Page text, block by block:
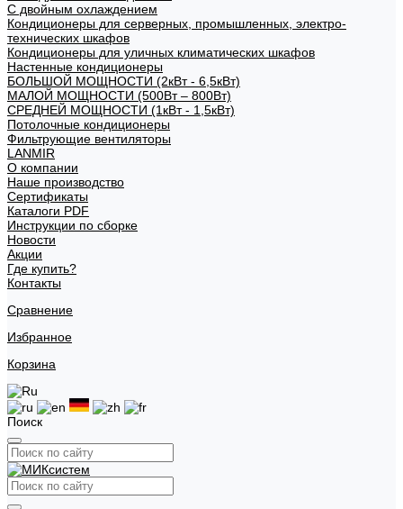
С двойным охлаждением
Кондиционеры для серверных, промышленных, электро-
технических шкафов
Кондиционеры для уличных климатических шкафов
Настенные кондиционеры
БОЛЬШОЙ МОЩНОСТИ (2кВт - 6,5кВт)
МАЛОЙ МОЩНОСТИ (500Вт – 800Вт)
СРЕДНЕЙ МОЩНОСТИ (1кВт - 1,5кВт)
Потолочные кондиционеры
Фильтрующие вентиляторы
LANMIR
О компании
Наше производство
Сертификаты
Каталоги PDF
Инструкции по сборке
Новости
Акции
Где купить?
Контакты
Сравнение
Избранное
Корзина
Поиск